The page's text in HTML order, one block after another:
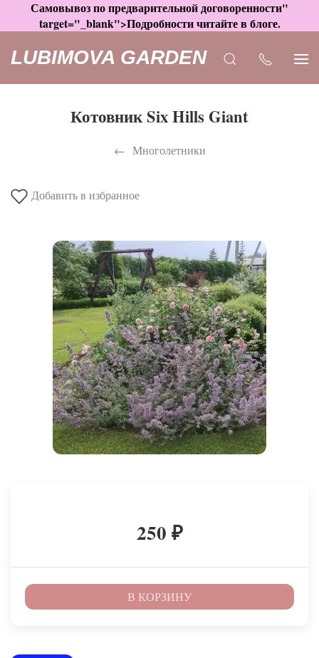
Самовывоз по предварительной договоренности"
target="_blank">Подробности читайте в блоге.
LUBIMOVA GARDEN
Котовник Six Hills Giant
Многолетники
Добавить в избранное
250 ₽
В КОРЗИНУ